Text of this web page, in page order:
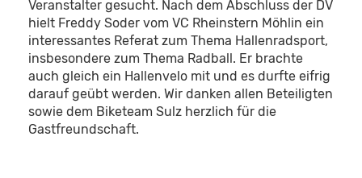
Veranstalter gesucht. Nach dem Abschluss der DV
hielt Freddy Soder vom VC Rheinstern Möhlin ein
interessantes Referat zum Thema Hallenradsport,
insbesondere zum Thema Radball. Er brachte
auch gleich ein Hallenvelo mit und es durfte eifrig
darauf geübt werden. Wir danken allen Beteiligten
sowie dem Biketeam Sulz herzlich für die
Gastfreundschaft.